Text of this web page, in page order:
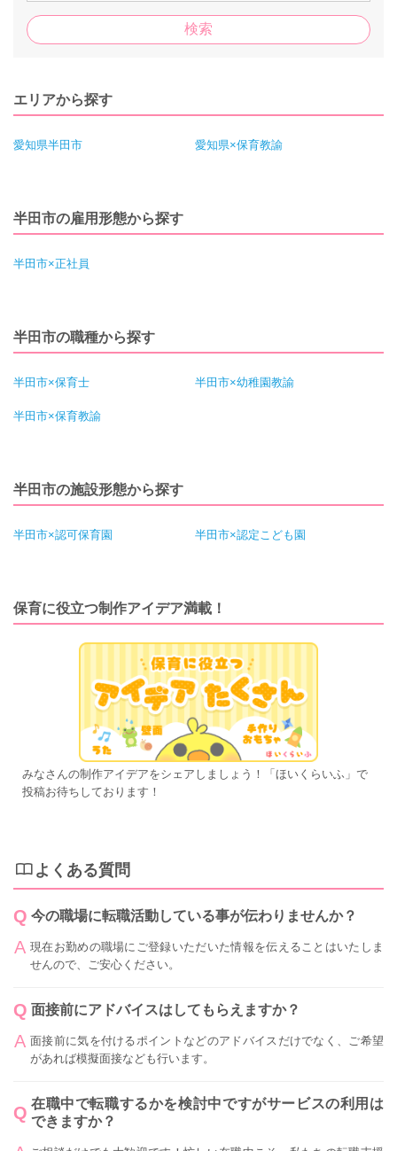
エリアから探す
愛知県半田市 愛知県×保育教諭
半田市の雇用形態から探す
半田市×正社員
半田市の職種から探す
半田市×保育士 半田市×幼稚園教諭
半田市×保育教諭
半田市の施設形態から探す
半田市×認可保育園 半田市×認定こども園
保育に役立つ制作アイデア満載！
みなさんの制作アイデアをシェアしましょう！「ほいくらいふ」で
投稿お待ちしております！
よくある質問
今の職場に転職活動している事が伝わりませんか？
現在お勤めの職場にご登録いただいた情報を伝えることはいたしま
せんので、ご安心ください。
面接前にアドバイスはしてもらえますか？
面接前に気を付けるポイントなどのアドバイスだけでなく、ご希望
があれば模擬面接なども行います。
在職中で転職するかを検討中ですがサービスの利用は
できますか？